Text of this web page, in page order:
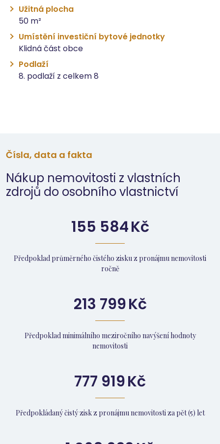
Užitná plocha
50 m²
Umístění investiční bytové jednotky
Klidná část obce
Podlaží
8. podlaží z celkem 8
Čísla, data a fakta
Nákup nemovitosti z vlastních
zdrojů do osobního vlastnictví
155 584Kč
Předpoklad průměrného čistého zisku z pronájmu nemovitosti
ročně
213 799Kč
Předpoklad minimálního meziročního navýšení hodnoty
nemovitosti
777 919Kč
Předpokládaný čistý zisk z pronájmu nemovitosti za pět (5) let